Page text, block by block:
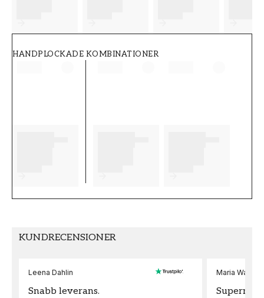
HANDPLOCKADE KOMBINATIONER
KUNDRECENSIONER
Leena Dahlin
Snabb leverans.
Maria